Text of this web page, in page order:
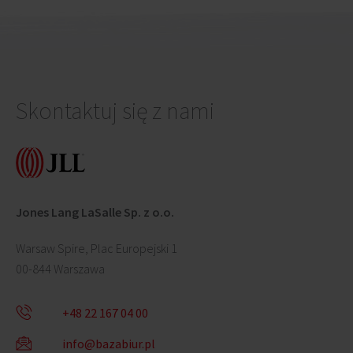
Skontaktuj się z nami
Jones Lang LaSalle Sp. z o.o.
Warsaw Spire, Plac Europejski 1
00-844 Warszawa
+48 22 167 04 00
info@bazabiur.pl